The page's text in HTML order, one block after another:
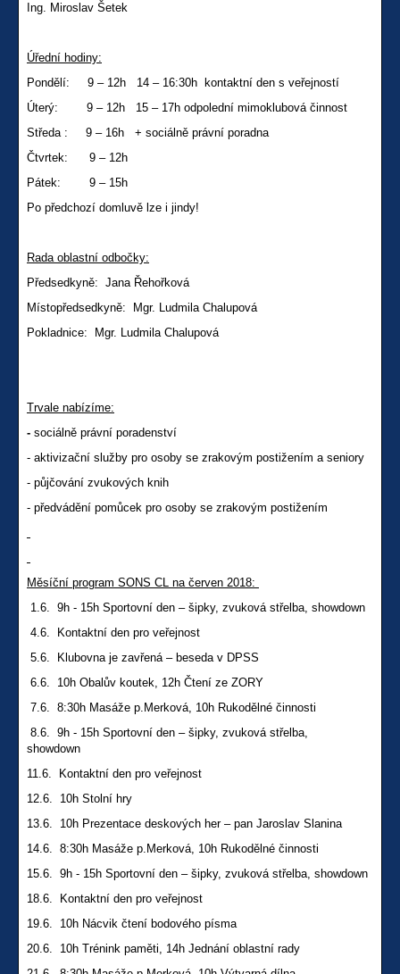
Ing. Miroslav Šetek
Úřední hodiny:
Pondělí: 9 – 12h 14 – 16:30h kontaktní den s veřejností
Úterý: 9 – 12h 15 – 17h odpolední mimoklubová činnost
Středa : 9 – 16h + sociálně právní poradna
Čtvrtek: 9 – 12h
Pátek: 9 – 15h
Po předchozí domluvě lze i jindy!
Rada oblastní odbočky:
Předsedkyně: Jana Řehořková
Místopředsedkyně: Mgr. Ludmila Chalupová
Pokladnice: Mgr. Ludmila Chalupová
Trvale nabízíme:
- sociálně právní poradenství
- aktivizační služby pro osoby se zrakovým postižením a seniory
- půjčování zvukových knih
- předvádění pomůcek pro osoby se zrakovým postižením
Měsíční program SONS CL na červen 2018:
1.6. 9h - 15h Sportovní den – šipky, zvuková střelba, showdown
4.6. Kontaktní den pro veřejnost
5.6. Klubovna je zavřená – beseda v DPSS
6.6. 10h Obalův koutek, 12h Čtení ze ZORY
7.6. 8:30h Masáže p.Merková, 10h Rukodělné činnosti
8.6. 9h - 15h Sportovní den – šipky, zvuková střelba,
showdown
11.6. Kontaktní den pro veřejnost
12.6. 10h Stolní hry
13.6. 10h Prezentace deskových her – pan Jaroslav Slanina
14.6. 8:30h Masáže p.Merková, 10h Rukodělné činnosti
15.6. 9h - 15h Sportovní den – šipky, zvuková střelba, showdown
18.6. Kontaktní den pro veřejnost
19.6. 10h Nácvik čtení bodového písma
20.6. 10h Trénink paměti, 14h Jednání oblastní rady